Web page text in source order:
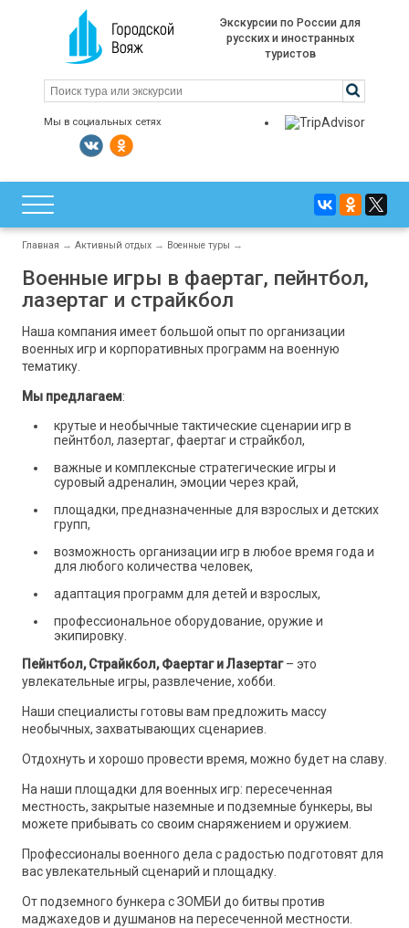
Экскурсии по России для
русских и иностранных
туристов
Мы в социальных сетях
Главная → Активный отдых → Военные туры →
Военные игры в фаертаг, пейнтбол,
лазертаг и страйкбол
Наша компания имеет большой опыт по организации
военных игр и корпоративных программ на военную
тематику.
Мы предлагаем:
крутые и необычные тактические сценарии игр в
пейнтбол, лазертаг, фаертаг и страйкбол,
важные и комплексные стратегические игры и
суровый адреналин, эмоции через край,
площадки, предназначенные для взрослых и детских
групп,
возможность организации игр в любое время года и
для любого количества человек,
адаптация программ для детей и взрослых,
профессиональное оборудование, оружие и
экипировку.
Пейнтбол, Страйкбол, Фаертаг и Лазертаг– это
увлекательные игры, развлечение, хобби.
Наши специалисты готовы вам предложить массу
необычных, захватывающих сценариев.
Отдохнуть и хорошо провести время, можно будет на славу.
На наши площадки для военных игр: пересеченная
местность, закрытые наземные и подземные бункеры, вы
можете прибывать со своим снаряжением и оружием.
Профессионалы военного дела с радостью подготовят для
вас увлекательный сценарий и площадку.
От подземного бункера с ЗОМБИ до битвы против
маджахедов и душманов на пересеченной местности.